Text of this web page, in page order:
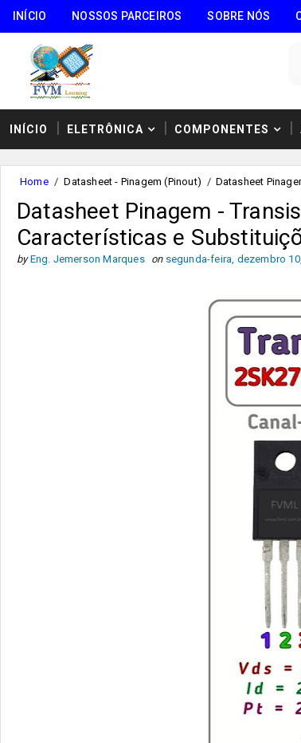
INÍCIO NOSSOS PARCEIROS SOBRE NÓS
INÍCIO ELETRÔNICA COMPONENTES
Home / Datasheet - Pinagem (Pinout) / Datasheet
Datasheet Pinagem -
Características e
by Eng. Jemerson Marques on segunda-feira, dezembro